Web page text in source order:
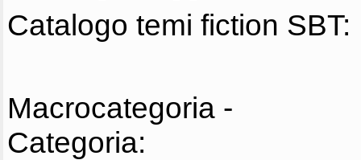
Catalogo temi fiction SBT:
Macrocategoria -
Categoria: